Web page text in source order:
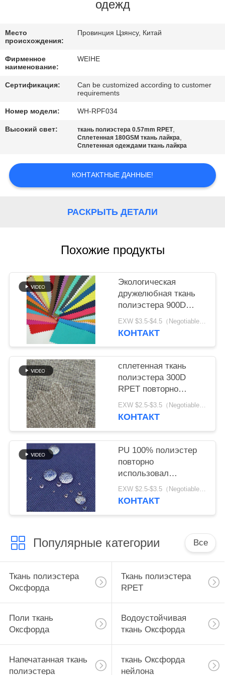
СВЯЖИТЕСЬ
МЫ
СПРОСИТЕ
КАРТА
PRIVACY
одежд
Место
происхождения:
Провинция Цзянсу, Китай
Фирменное
наименование:
WEIHE
Сертификация:
Can be customized according to customer
requirements
Номер модели: WH-RPF034
Высокий свет: ткань полиэстера 0.57mm RPET,
Сплетенная 180GSM ткань лайкра,
Сплетенная одеждами ткань лайкра
КОНТАКТНЫЕ ДАННЫЕ!
РАСКРЫТЬ ДЕТАЛИ
Похожие продукты
Экологическая
дружелюбная ткань
полиэстера 900D
RPET для сумки и
шатра
EXW $3.5-$4.5（Negotiable） MOQ:1 метр для запаса; 1200 метров для изготовления на заказ
КОНТАКТ
сплетенная ткань
полиэстера 300D
RPET повторно
использовала
прочную
EXW $2.5-$3.5（Negotiable） MOQ:1 метр для запаса; 1200 метров для изготовления на заказ
КОНТАКТ
PU 100% полиэстер
повторно
использовал
дружелюбное
водоустойчивой
EXW $2.5-$3.5（Negotiable） MOQ:1 метр для запаса; 1200 метров для изготовления на заказ
КОНТАКТ
Популярные категории Все
Ткань полиэстера
Оксфорда
Ткань полиэстера
RPET
Поли ткань
Оксфорда
Водоустойчивая
ткань Оксфорда
Напечатанная ткань
полиэстера
ткань Оксфорда
нейлона